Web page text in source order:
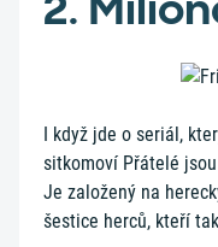
I když jde o seriál,
sitkomoví Přátelé
Je založený na
šestice herců, kteří